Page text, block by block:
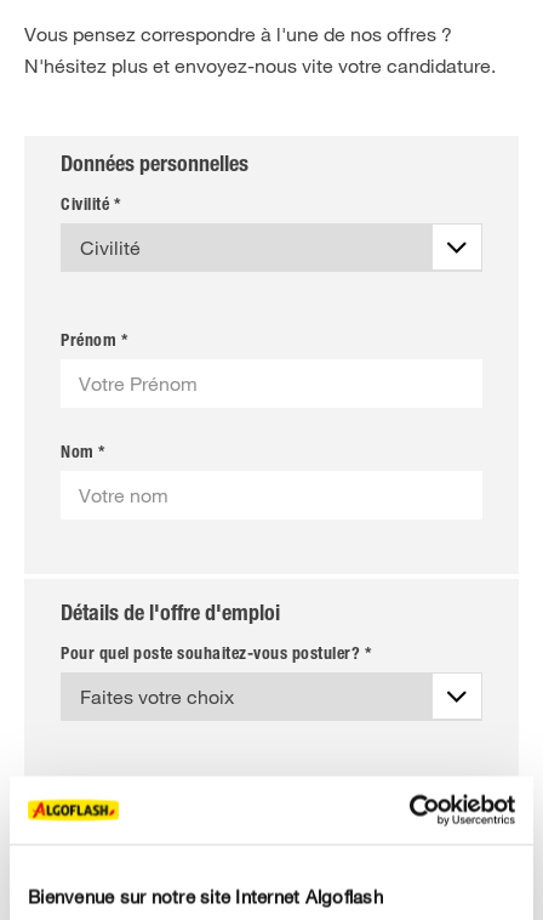
Bienvenue sur notre site Internet Algoflash
Vous pensez correspondre à l'une de nos offres ?
N'hésitez plus et envoyez-nous vite votre candidature.
Données personnelles
Civilité *
Prénom *
Nom *
Détails de l'offre d'emploi
Pour quel poste souhaitez-vous postuler? *
CANDIDATURE.